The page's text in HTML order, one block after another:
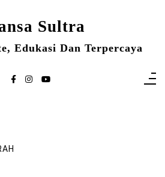
Sultra
Edukasi Dan Terpercaya